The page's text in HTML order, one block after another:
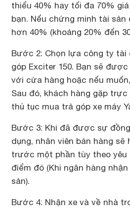
thiểu 40% hay tối đa 70%
bạn. Nếu chứng minh tài
hơn 40% (khoảng 20% đến
Bước 2: Chọn lựa công ty tài
góp Exciter 150. Bạn sẽ
với cửa hàng hoặc nếu
Sau đó, khách hàng gặp
thủ tục mua trả góp xe máy
Bước 3: Khi đã được sự
dụng, nhân viên bán hàng
trước một phần tùy theo
điểm đó (Khi ngân hàng
sản).
Bước 4: Nhận xe và về nhà